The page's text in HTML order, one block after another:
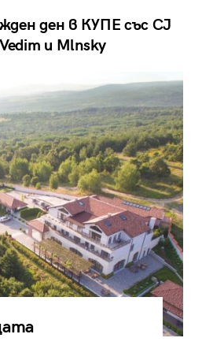
ден в КУПЕ със CJ
и Mlnsky